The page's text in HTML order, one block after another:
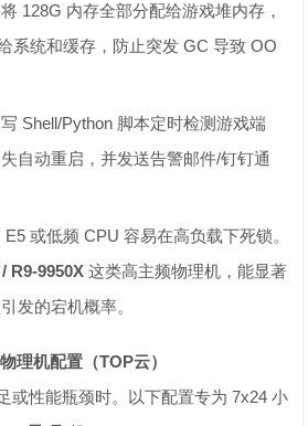
将 128G 内存全部分配给游戏堆内存，
系统和缓存，防止突发 GC 导致 OO
写 Shell/Python 脚本定时检测游戏端
自动重启，并发送告警邮件/钉钉通
E5 或低频 CPU 容易在高负载下死锁。
R9-9950X 这类高主频物理机，能显著
发的宕机概率。
理机配置（TOP云）
或性能瓶颈时。以下配置专为 7x24 小